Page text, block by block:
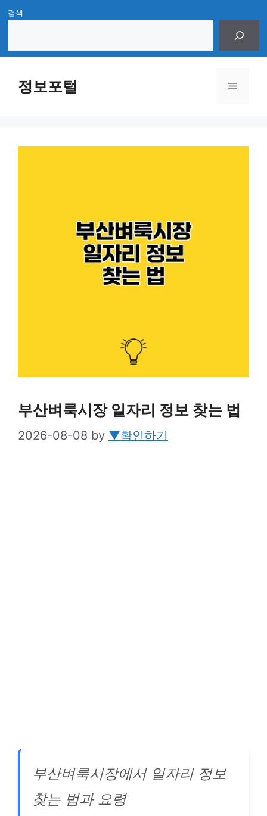
Skip
content
검색
정보포털 Menu
부산벼룩시장 일자리 정보 찾는 법
2026-08-08 by ▼확인하기
부산벼룩시장에서 일자리 정보
찾는 법과 요령